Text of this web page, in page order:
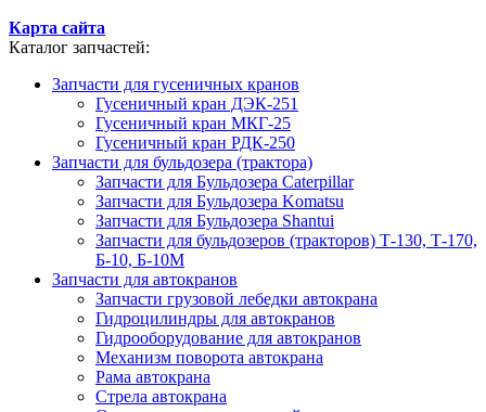
Карта сайта
Каталог запчастей:
Запчасти для гусеничных кранов
Гусеничный кран ДЭК-251
Гусеничный кран МКГ-25
Гусеничный кран РДК-250
Запчасти для бульдозера (трактора)
Запчасти для Бульдозера Caterpillar
Запчасти для Бульдозера Komatsu
Запчасти для Бульдозера Shantui
Запчасти для бульдозеров (тракторов) Т-130, Т-170,
Б-10, Б-10М
Запчасти для автокранов
Запчасти грузовой лебедки автокрана
Гидроцилиндры для автокранов
Гидрооборудование для автокранов
Механизм поворота автокрана
Рама автокрана
Стрела автокрана